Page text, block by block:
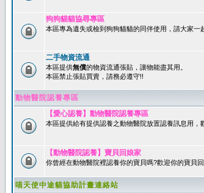
狗狗貓貓協尋專區
本區專為遺失或檢到狗狗貓貓的同伴使用，請大家一
二手物資流通
本區提供無償的物資流通張貼，讓物能盡其用。
本區禁止張貼買賣，請務必遵守!!
動物醫院認養專區
【愛心認養】動物醫院認養專區
本區提供給有提供認養之動物醫院放置認養訊息用
【動物醫院認養】寶貝回娘家
你曾經在動物醫院裡認養你的寶貝嗎?歡迎你的寶貝
喵天使中途貓協助計畫連絡站